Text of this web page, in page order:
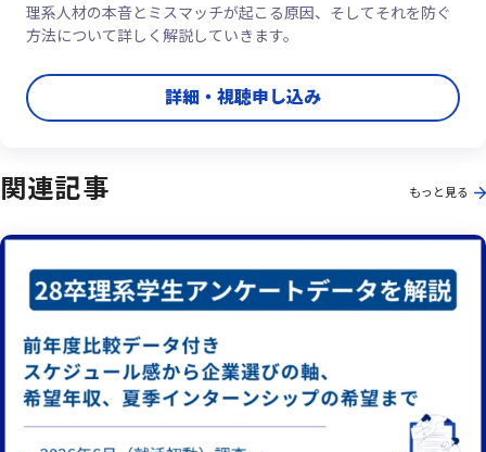
理系人材の本音とミスマッチが起こる原因、そしてそれを防ぐ
方法について詳しく解説していきます。
詳細・視聴申し込み
関連記事 もっと見る